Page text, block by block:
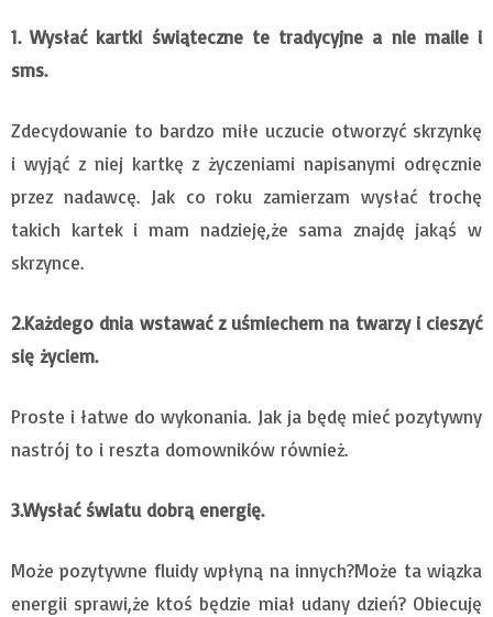
1. Wysłać kartki świąteczne te tradycyjne a nie maile i
sms.
Zdecydowanie to bardzo miłe uczucie otworzyć skrzynkę
i wyjąć z niej kartkę z życzeniami napisanymi odręcznie
przez nadawcę. Jak co roku zamierzam wysłać trochę
takich kartek i mam nadzieję,że sama znajdę jakąś w
skrzynce.
2.Każdego dnia wstawać z uśmiechem na twarzy i cieszyć
się życiem.
Proste i łatwe do wykonania. Jak ja będę mieć pozytywny
nastrój to i reszta domowników również.
3.Wysłać światu dobrą energię.
Może pozytywne fluidy wpłyną na innych?Może ta wiązka
energii sprawi,że ktoś będzie miał udany dzień? Obiecuję